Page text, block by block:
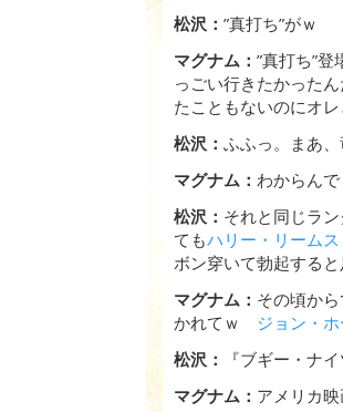
松沢： ”真打ち”がｗ
マグナム： ”真打ち”
っごい行きたかった
たこともないのにオレ
松沢： ふふっ。まあ
マグナム： わからん
松沢： それと同じラ
てもハリー・リームス
ボン穿いて勃起する
マグナム： その頃か
かれてｗ ジョン・ホ
松沢：
『ブギー・ナ
マグナム： アメリカ映